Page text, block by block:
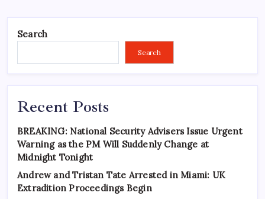
Search
Search
Recent Posts
BREAKING: National Security Advisers Issue Urgent
Warning as the PM Will Suddenly Change at
Midnight Tonight
Andrew and Tristan Tate Arrested in Miami: UK
Extradition Proceedings Begin